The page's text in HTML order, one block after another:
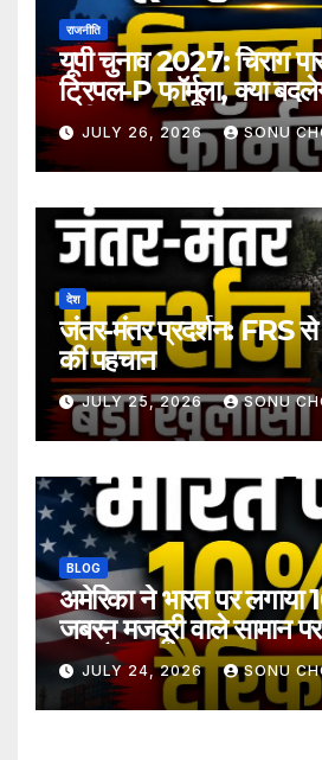
राजनीति
यूपी चुनाव 2027: चिराग
ट्रिपल-P फॉर्मूला, क्या
समीकरण?
JULY 26, 2026 SONU
देश
जंतर-मंतर प्रदर्शन: FRS
की पहचान
JULY 25, 2026 SONU
BLOG
अमेरिका ने भारत पर लगाया
जबरन मजदूरी वाले सामान
बड़ा फैसला
JULY 24, 2026 SONU